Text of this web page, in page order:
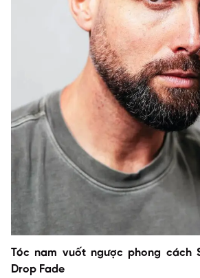
Tóc nam vuốt ngược phong cách
Drop Fade